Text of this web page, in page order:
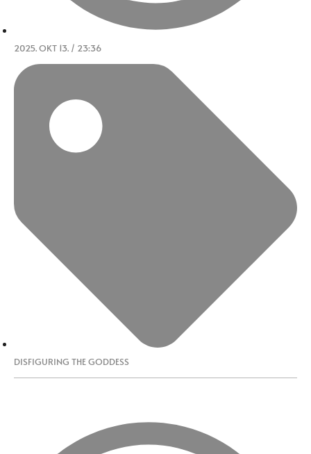
2025. OKT 13. / 23:36
DISFIGURING THE GODDESS